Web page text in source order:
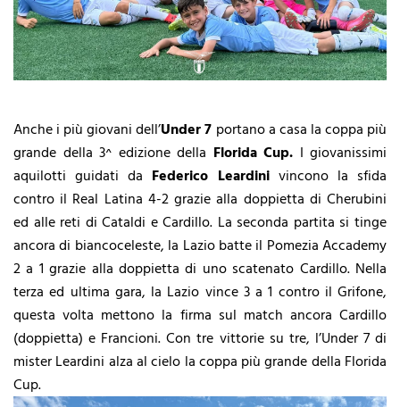
Anche i più giovani dell’Under 7 portano a casa la coppa più
grande della 3^ edizione della Florida Cup. I giovanissimi
aquilotti guidati da Federico Leardinivincono la sfida
contro il Real Latina 4-2 grazie alla doppietta di Cherubini
ed alle reti di Cataldi e Cardillo. La seconda partita si tinge
ancora di biancoceleste, la Lazio batte il Pomezia Accademy
2 a 1 grazie alla doppietta di uno scatenato Cardillo. Nella
terza ed ultima gara, la Lazio vince 3 a 1 contro il Grifone,
questa volta mettono la firma sul match ancora Cardillo
(doppietta) e Francioni. Con tre vittorie su tre, l’Under 7 di
mister Leardini alza al cielo la coppa più grande della Florida
Cup.